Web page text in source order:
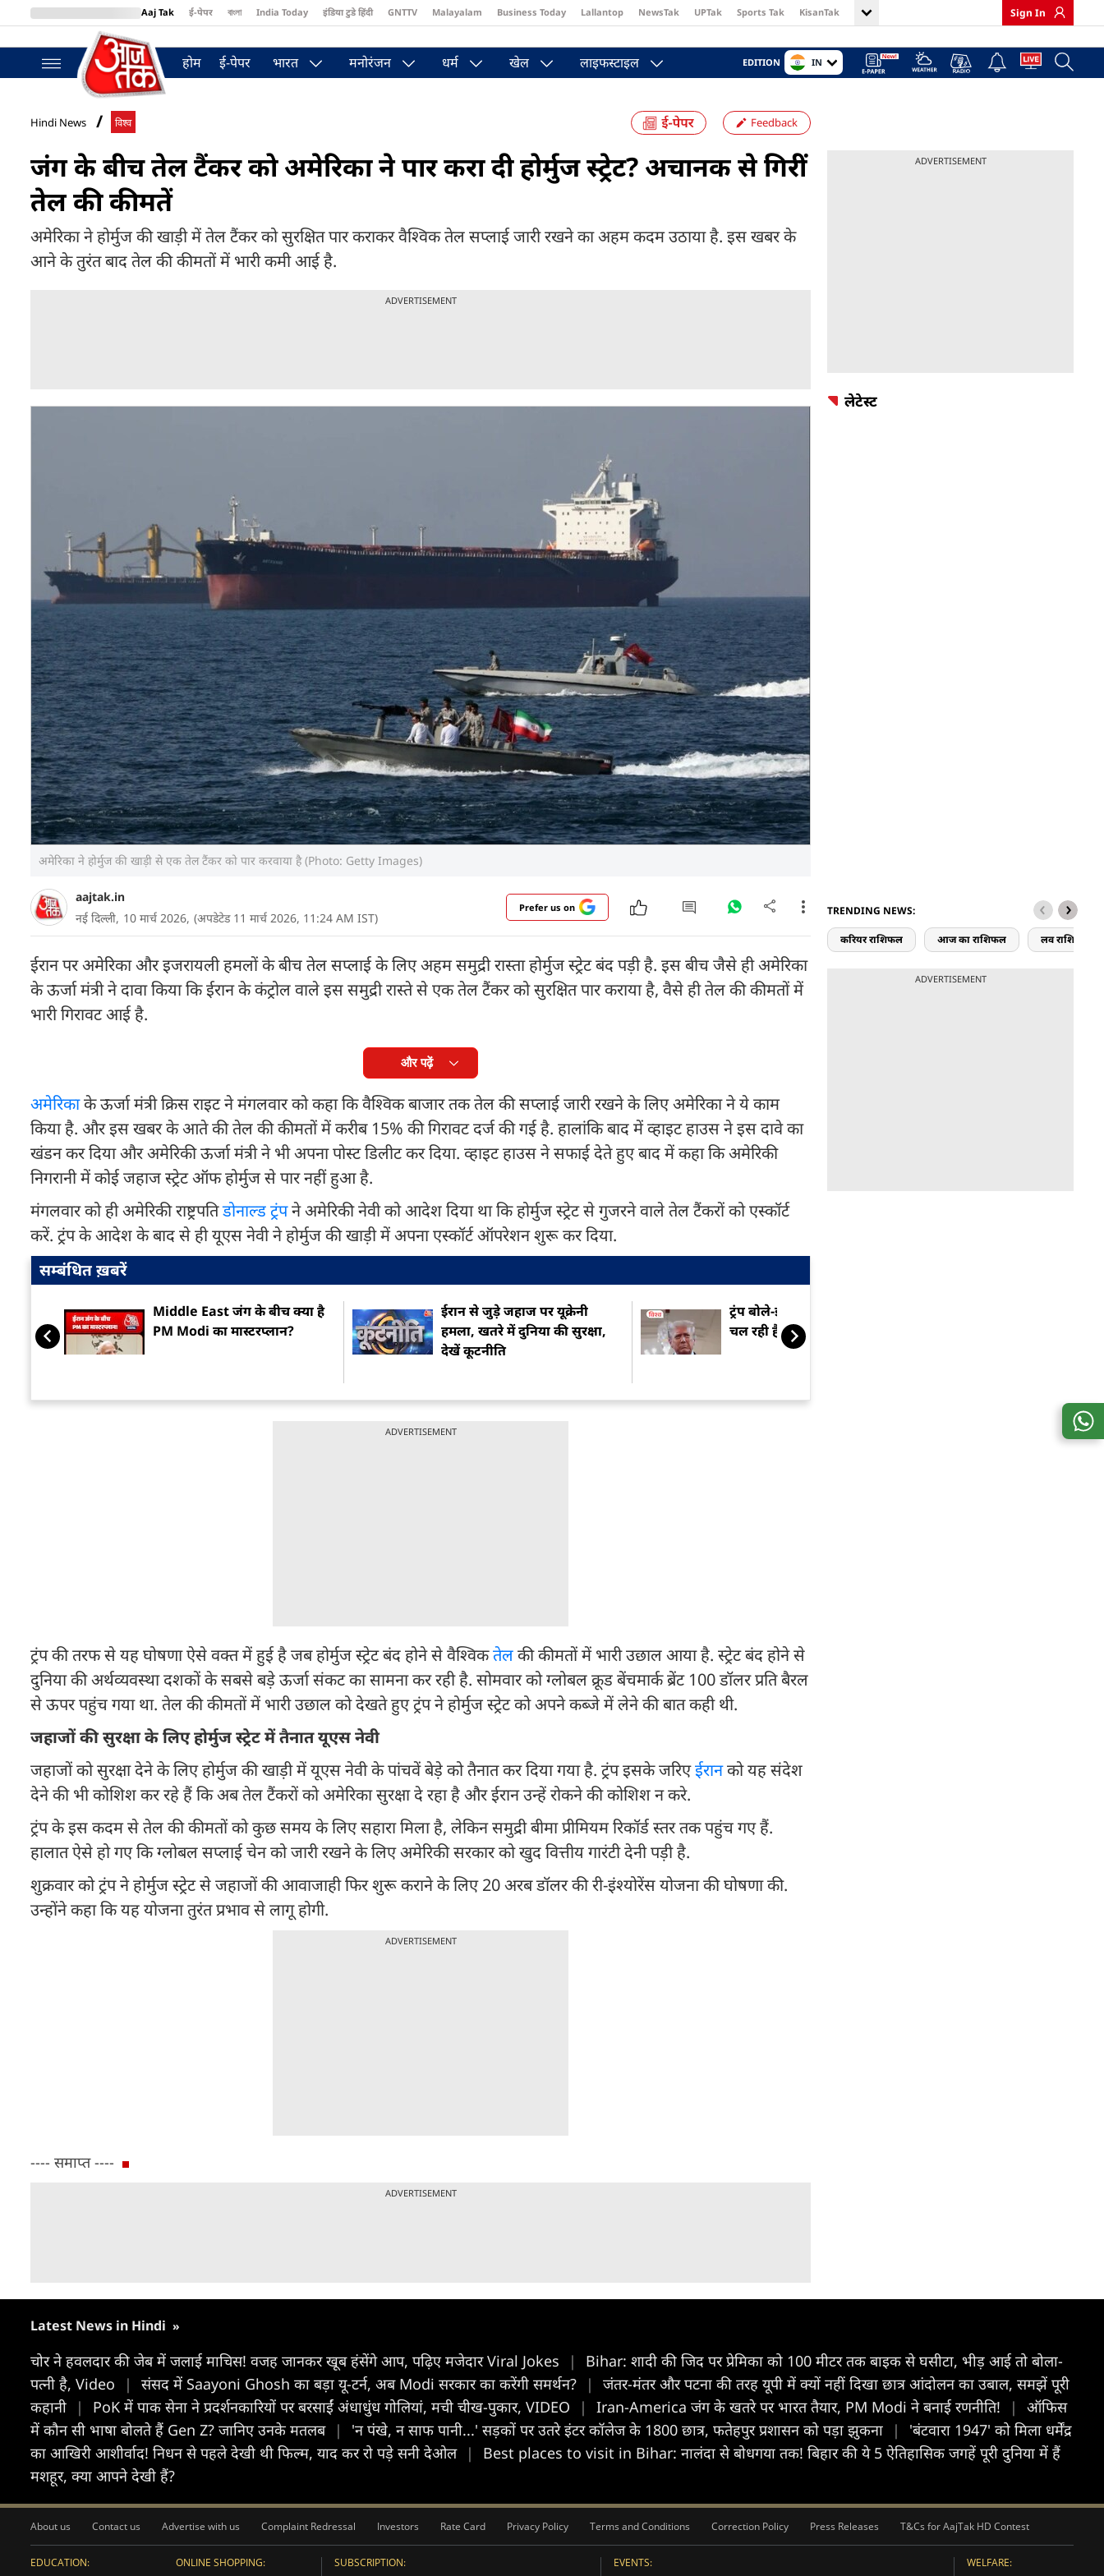
Aaj Tak ई-पेपर বাংলা India Today इंडिया टुडे हिंदी GNTTV Malayalam Business Today Lallantop NewsTak UPTak Sports Tak KisanTak
BT Bazaar
Sign In
होम ई-पेपर भारत मनोरंजन धर्म खेल लाइफस्टाइल EDITION IN
Hindi News विश्व Feedback
जंग के बीच तेल टैंकर को अमेरिका ने पार करा दी होर्मुज स्ट्रेट? अचानक से गिरीं
तेल की कीमतें
अमेरिका ने होर्मुज की खाड़ी में तेल टैंकर को सुरक्षित पार कराकर वैश्विक तेल सप्लाई जारी रखने का अहम कदम उठाया है. इस खबर के
आने के तुरंत बाद तेल की कीमतों में भारी कमी आई है.
ADVERTISEMENT
अमेरिका ने होर्मुज की खाड़ी से एक तेल टैंकर को पार करवाया है (Photo: Getty Images)
aajtak.in
नई दिल्ली, 10 मार्च 2026, (अपडेटेड 11 मार्च 2026, 11:24 AM IST)
Prefer us on
ईरान पर अमेरिका और इजरायली हमलों के बीच तेल सप्लाई के लिए अहम समुद्री रास्ता होर्मुज स्ट्रेट बंद पड़ी है. इस बीच जैसे ही अमेरिका
के ऊर्जा मंत्री ने दावा किया कि ईरान के कंट्रोल वाले इस समुद्री रास्ते से एक तेल टैंकर को सुरक्षित पार कराया है, वैसे ही तेल की कीमतों में
भारी गिरावट आई है.
और पढ़ें
अमेरिकाके ऊर्जा मंत्री क्रिस राइट ने मंगलवार को कहा कि वैश्विक बाजार तक तेल की सप्लाई जारी रखने के लिए अमेरिका ने ये काम
किया है. और इस खबर के आते की तेल की कीमतों में करीब 15% की गिरावट दर्ज की गई है. हालांकि बाद में व्हाइट हाउस ने इस दावे का
खंडन कर दिया और अमेरिकी ऊर्जा मंत्री ने भी अपना पोस्ट डिलीट कर दिया. व्हाइट हाउस ने सफाई देते हुए बाद में कहा कि अमेरिकी
निगरानी में कोई जहाज स्ट्रेट ऑफ होर्मुज से पार नहीं हुआ है.
मंगलवार को ही अमेरिकी राष्ट्रपतिडोनाल्ड ट्रंपने अमेरिकी नेवी को आदेश दिया था कि होर्मुज स्ट्रेट से गुजरने वाले तेल टैंकरों को एस्कॉर्ट
करें. ट्रंप के आदेश के बाद से ही यूएस नेवी ने होर्मुज की खाड़ी में अपना एस्कॉर्ट ऑपरेशन शुरू कर दिया.
सम्बंधित ख़बरें
Middle East जंग के बीच क्या है
PM Modi का मास्टरप्लान?
ईरान से जुड़े जहाज पर यूक्रेनी
हमला, खतरे में दुन‍िया की सुरक्षा,
देखें कूटनीत‍ि
ट्रंप बोले-ईरान से दोस्ताना बातचीत
चल रही है
ADVERTISEMENT
ट्रंप की तरफ से यह घोषणा ऐसे वक्त में हुई है जब होर्मुज स्ट्रेट बंद होने से वैश्विकतेलकी कीमतों में भारी उछाल आया है. स्ट्रेट बंद होने से
दुनिया की अर्थव्यवस्था दशकों के सबसे बड़े ऊर्जा संकट का सामना कर रही है. सोमवार को ग्लोबल क्रूड बेंचमार्क ब्रेंट 100 डॉलर प्रति बैरल
से ऊपर पहुंच गया था. तेल की कीमतों में भारी उछाल को देखते हुए ट्रंप ने होर्मुज स्ट्रेट को अपने कब्जे में लेने की बात कही थी.
जहाजों की सुरक्षा के लिए होर्मुज स्ट्रेट में तैनात यूएस नेवी
जहाजों को सुरक्षा देने के लिए होर्मुज की खाड़ी में यूएस नेवी के पांचवें बेड़े को तैनात कर दिया गया है. ट्रंप इसके जरिएईरानको यह संदेश
देने की भी कोशिश कर रहे हैं कि अब तेल टैंकरों को अमेरिका सुरक्षा दे रहा है और ईरान उन्हें रोकने की कोशिश न करे.
ट्रंप के इस कदम से तेल की कीमतों को कुछ समय के लिए सहारा मिला है, लेकिन समुद्री बीमा प्रीमियम रिकॉर्ड स्तर तक पहुंच गए हैं.
हालात ऐसे हो गए कि ग्लोबल सप्लाई चेन को जारी रखने के लिए अमेरिकी सरकार को खुद वित्तीय गारंटी देनी पड़ी है.
शुक्रवार को ट्रंप ने होर्मुज स्ट्रेट से जहाजों की आवाजाही फिर शुरू कराने के लिए 20 अरब डॉलर की री-इंश्योरेंस योजना की घोषणा की.
उन्होंने कहा कि यह योजना तुरंत प्रभाव से लागू होगी.
ADVERTISEMENT
---- समाप्त ----
ADVERTISEMENT
ADVERTISEMENT
लेटेस्ट
TRENDING NEWS:
करियर राशिफल आज का राशिफल लव राशिफल
ADVERTISEMENT
Latest News in Hindi »
चोर ने हवलदार की जेब में जलाई माचिस! वजह जानकर खूब हंसेंगे आप, पढ़िए मजेदार Viral Jokes |
Bihar: शादी की जिद पर प्रेमिका को 100 मीटर तक बाइक से घसीटा, भीड़ आई तो बोला-
पत्नी है, Video
| संसद में Saayoni Ghosh का बड़ा यू-टर्न, अब Modi सरकार का करेंगी समर्थन? |
जंतर-मंतर और पटना की तरह यूपी में क्यों नहीं दिखा छात्र आंदोलन का उबाल, समझें पूरी
कहानी
| PoK में पाक सेना ने प्रदर्शनकारियों पर बरसाईं अंधाधुंध गोलियां, मची चीख-पुकार, VIDEO | Iran-America जंग के खतरे पर भारत तैयार, PM Modi ने बनाई रणनीति! |
ऑफिस
में कौन सी भाषा बोलते हैं Gen Z? जानिए उनके मतलब | 'न पंखे, न साफ पानी...' सड़कों पर उतरे इंटर कॉलेज के 1800 छात्र, फतेहपुर प्रशासन को पड़ा झुकना |
'बंटवारा 1947' को मिला धर्मेंद्र
का आखिरी आशीर्वाद! निधन से पहले देखी थी फिल्म, याद कर रो पड़े सनी देओल |
Best places to visit in Bihar: नालंदा से बोधगया तक! बिहार की ये 5 ऐतिहासिक जगहें पूरी दुनिया में हैं
मशहूर, क्या आपने देखी हैं?
About us Contact us Advertise with us Complaint Redressal Investors Rate Card Privacy Policy Terms and Conditions Correction Policy Press Releases T&Cs for AajTak HD Contest
EDUCATION:
ONLINE SHOPPING:
SUBSCRIPTION:
EVENTS:
WELFARE: